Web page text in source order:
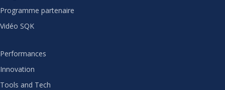
Programme partenaire
Vidéo SQK
Performances
Innovation
Tools and Tech